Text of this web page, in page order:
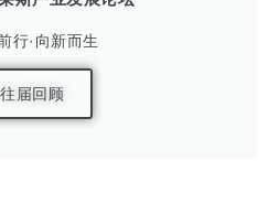
行·向新而生
往届回顾